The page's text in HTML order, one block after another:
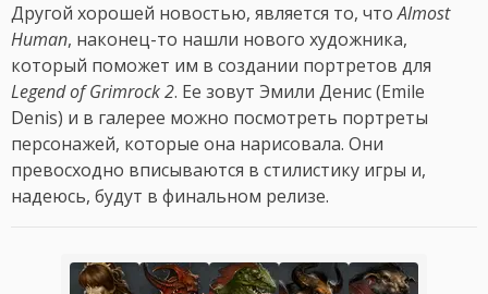
Другой хорошей новостью, является то, чтоAlmost
Human, наконец-то нашли нового художника,
который поможет им в создании портретов для
Legend of Grimrock 2. Ее зовут Эмили Денис (Emile
Denis) и в галерее можно посмотреть портреты
персонажей, которые она нарисовала. Они
превосходно вписываются в стилистику игры и,
надеюсь, будут в финальном релизе.